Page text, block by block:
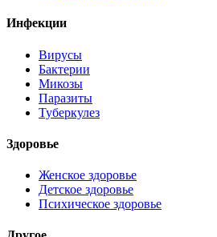
Инфекции
Вирусы
Бактерии
Микозы
Паразиты
Туберкулез
Здоровье
Женское здоровье
Детское здоровье
Психическое здоровье